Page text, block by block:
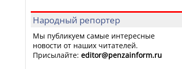
Народный репортер
Мы публикуем самые интересные
новости от наших читателей.
Присылайте: editor@penzainform.ru